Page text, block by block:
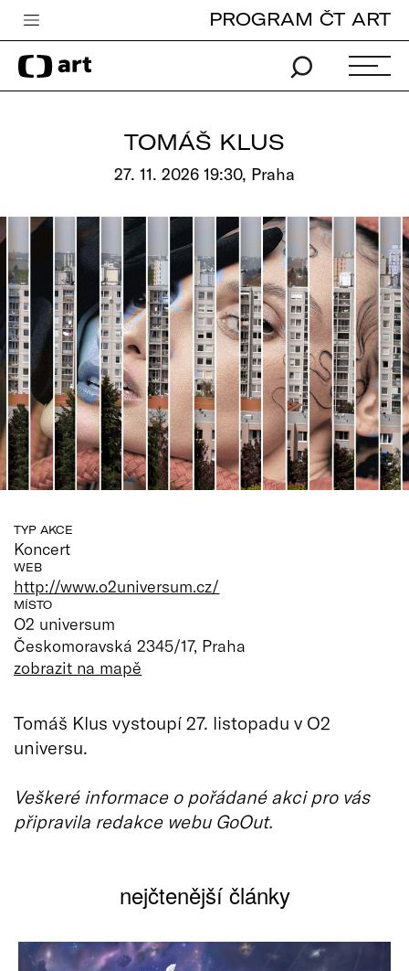
Česká televize
Zpravodajství
Pro děti
edu
Vše o ČT
PROGRAM ČT ART
TOMÁŠ KLUS
27. 11. 2026 19:30, Praha
TYP AKCE
Koncert
WEB
http://www.o2universum.cz/
MÍSTO
O2 universum
Českomoravská 2345/17, Praha
zobrazit na mapě
Tomáš Klus vystoupí 27. listopadu v O2
universu.
Veškeré informace o pořádané akci pro vás
připravila redakce webu GoOut.
nejčtenější články